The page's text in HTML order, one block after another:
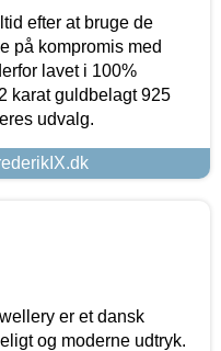
efter at bruge de
på kompromis med
lavet i 100%
karat guldbelagt 925
udvalg.
er et dansk
og moderne udtryk.